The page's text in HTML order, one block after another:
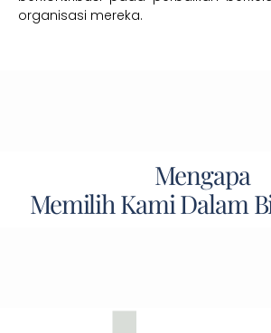
organisasi mereka.
Mengapa
Memilih Kami Dalam